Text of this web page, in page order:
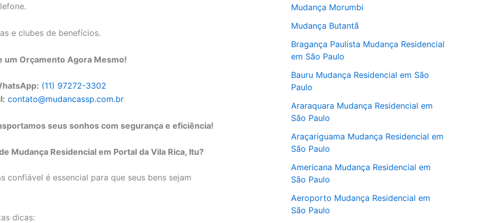
e clubes de benefícios.
um Orçamento Agora Mesmo!
(11) 97272-3302
contato@mudancassp.com.br
seus sonhos com segurança e eficiência!
Mudança Residencial em Portal da Vila Rica, Itu?
confiável é essencial para que seus bens sejam
dicas:
Mudança Morumbi
Mudança Butantã
Bragança Paulista Mudança Residencial
em São Paulo
Bauru Mudança Residencial em São
Paulo
Araraquara Mudança Residencial em
São Paulo
Araçariguama Mudança Residencial em
São Paulo
Americana Mudança Residencial em
São Paulo
Aeroporto Mudança Residencial em
São Paulo